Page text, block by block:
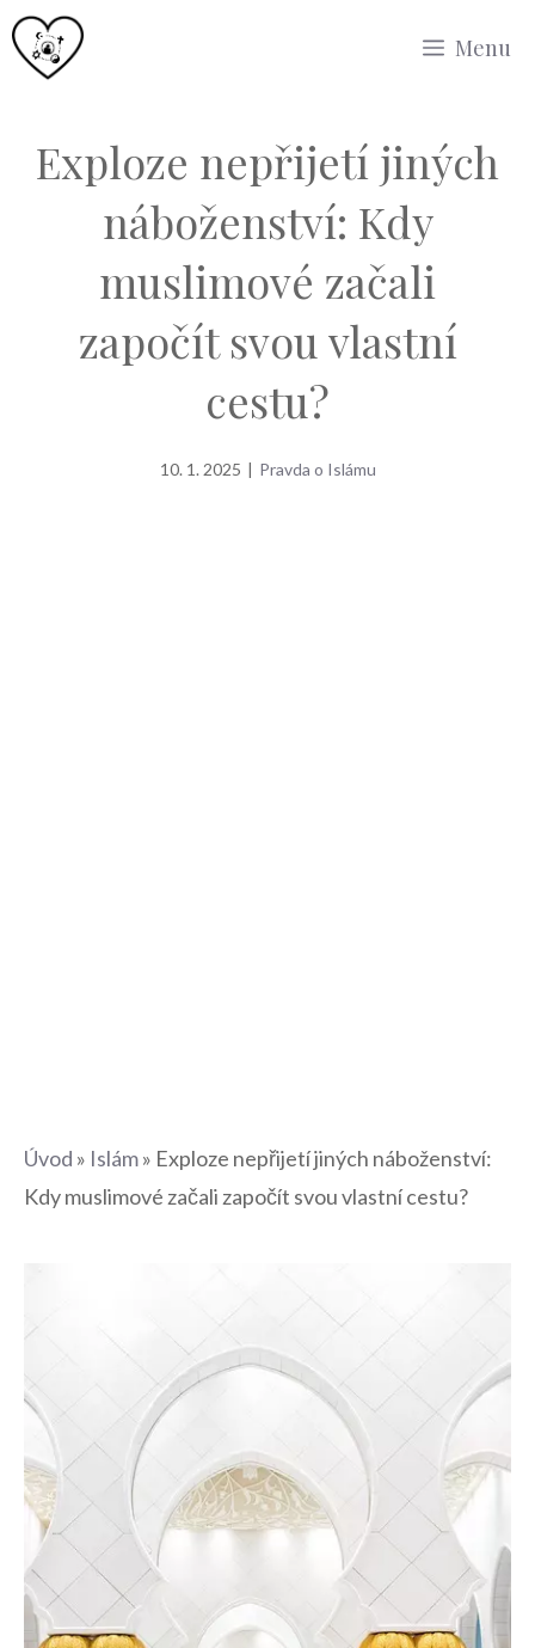
Přeskočit
na
Menu
Exploze nepřijetí jiných
náboženství: Kdy
muslimové začali
započít svou vlastní
cestu?
10. 1. 2025 | Pravda o Islámu
Úvod » Islám» Exploze nepřijetí jiných náboženství:
Kdy muslimové začali započít svou vlastní cestu?